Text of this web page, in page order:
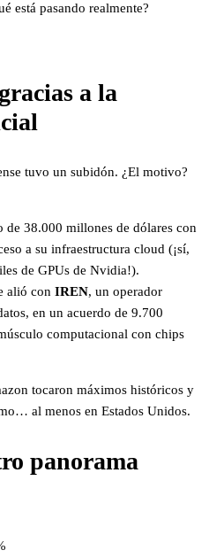
está pasando realmente?
a la
tuvo un subidón. ¿El motivo?
de 38.000 millones de dólares con
a su infraestructura cloud (¡sí,
de GPUs de Nvidia!).
alió con IREN, un operador
en un acuerdo de 9.700
computacional con chips
tocaron máximos históricos y
al menos en Estados Unidos.
panorama